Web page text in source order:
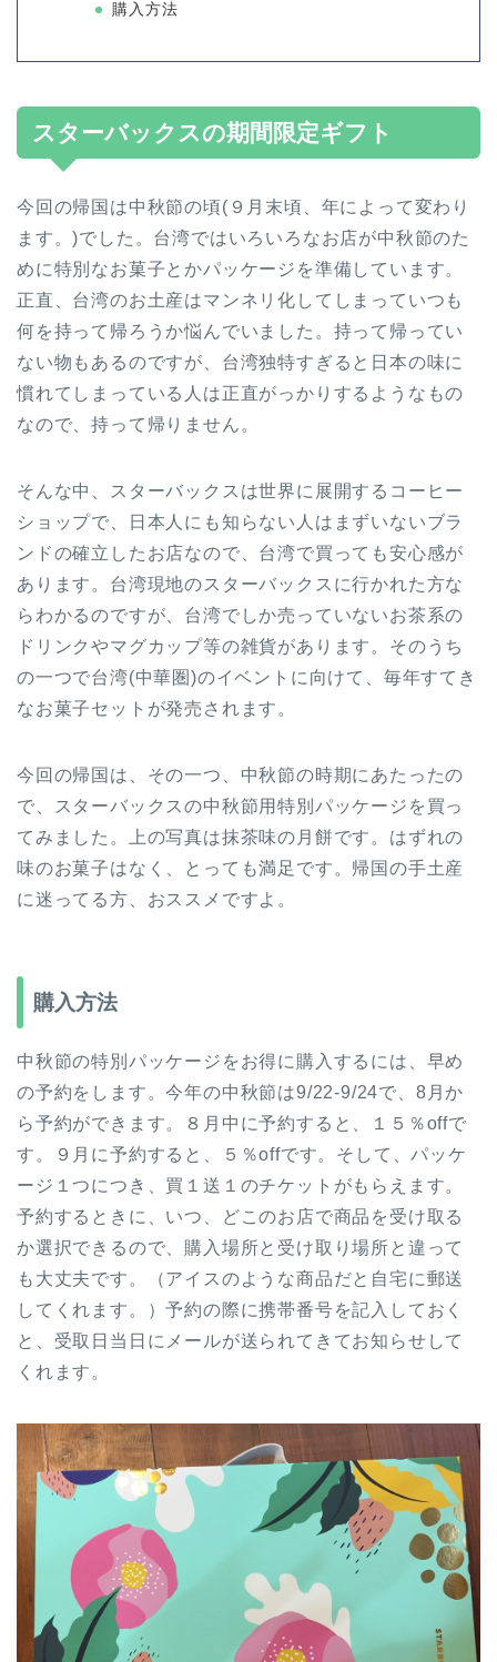
購入方法
スターバックスの期間限定ギフト
今回の帰国は中秋節の頃(９月末頃、年によって変わり
ます。)でした。台湾ではいろいろなお店が中秋節のた
めに特別なお菓子とかパッケージを準備しています。
正直、台湾のお土産はマンネリ化してしまっていつも
何を持って帰ろうか悩んでいました。持って帰ってい
ない物もあるのですが、台湾独特すぎると日本の味に
慣れてしまっている人は正直がっかりするようなもの
なので、持って帰りません。
そんな中、スターバックスは世界に展開するコーヒー
ショップで、日本人にも知らない人はまずいないブラ
ンドの確立したお店なので、台湾で買っても安心感が
あります。台湾現地のスターバックスに行かれた方な
らわかるのですが、台湾でしか売っていないお茶系の
ドリンクやマグカップ等の雑貨があります。そのうち
の一つで台湾(中華圏)のイベントに向けて、毎年すてき
なお菓子セットが発売されます。
今回の帰国は、その一つ、中秋節の時期にあたったの
で、スターバックスの中秋節用特別パッケージを買っ
てみました。上の写真は抹茶味の月餅です。はずれの
味のお菓子はなく、とっても満足です。帰国の手土産
に迷ってる方、おススメですよ。
購入方法
中秋節の特別パッケージをお得に購入するには、早め
の予約をします。今年の中秋節は9/22-9/24で、8月か
ら予約ができます。８月中に予約すると、１５％offで
す。９月に予約すると、５％offです。そして、パッケ
ージ１つにつき、買１送１のチケットがもらえます。
予約するときに、いつ、どこのお店で商品を受け取る
か選択できるので、購入場所と受け取り場所と違って
も大丈夫です。（アイスのような商品だと自宅に郵送
してくれます。）予約の際に携帯番号を記入しておく
と、受取日当日にメールが送られてきてお知らせして
くれます。